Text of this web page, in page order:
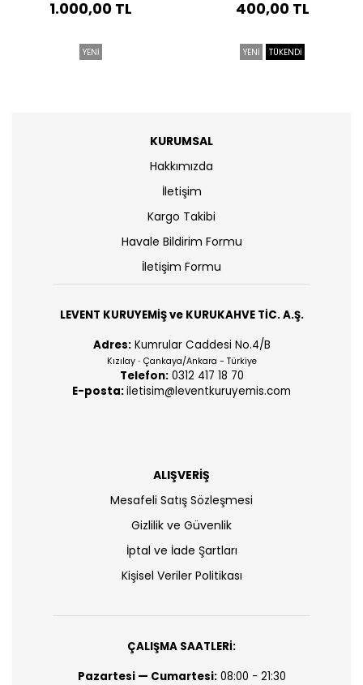
1.000,00 TL
YENİ
400,00 TL
YENİ TÜKENDİ
KURUMSAL
Hakkımızda
İletişim
Kargo Takibi
Havale Bildirim Formu
İletişim Formu
LEVENT KURUYEMİŞ ve KURUKAHVE TİC. A.Ş.
Adres:Kumrular Caddesi No.4/B
Kızılay - Çankaya/Ankara - Türkiye
Telefon:0312 417 18 70
E-posta:iletisim@leventkuruyemis.com
ALIŞVERİŞ
Mesafeli Satış Sözleşmesi
Gizlilik ve Güvenlik
İptal ve İade Şartları
Kişisel Veriler Politikası
ÇALIŞMA SAATLERİ:
Pazartesi — Cumartesi:08:00 - 21:30